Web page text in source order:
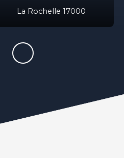
La Rochelle 17000